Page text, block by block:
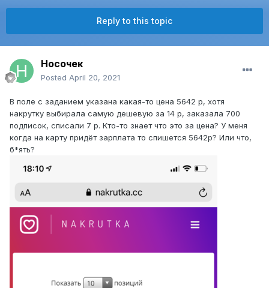
Reply to this topic
Носочек
Posted April 20, 2021
В поле с заданием указана какая-то цена 5642 р, хотя
накрутку выбирала самую дешевую за 14 р, заказала 700
подписок, списали 7 р. Кто-то знает что это за цена? У меня
когда на карту придёт зарплата то спишется 5642р? Или что,
б*ять?